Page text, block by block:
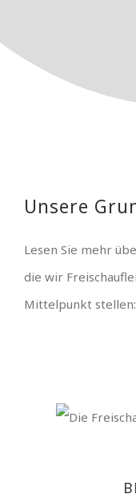
Unsere
Lesen Sie mehr
die wir
Mittelpunkt stellen: